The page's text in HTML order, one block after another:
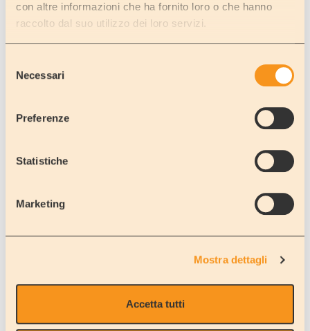
con altre informazioni che ha fornito loro o che hanno
raccolto dal suo utilizzo dei loro servizi.
delNecessari
Preferenze
Statistiche
Marketing
Mostra dettagli
Accetta tutti
Visit our web site:
BACK
About us
Where we are
Our clients opinions...
Rent a CAR / MINIBUS 9 SEATS
One Way Rentals
Fly & Drive
FAQ
Last minute!
Long Term Rental